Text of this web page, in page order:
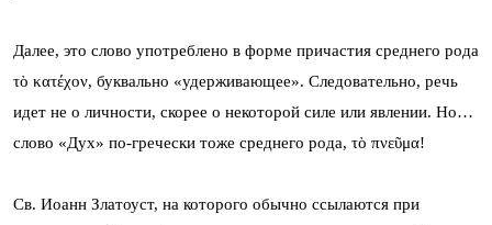
Далее, это слово употреблено в форме причастия среднего рода
τὸ κατέχον, буквально «удерживающее». Следовательно, речь
идет не о личности, скорее о некоторой силе или явлении. Но…
слово «Дух» по-гречески тоже среднего рода, τὸ πνεῦμα!
Св. Иоанн Златоуст, на которого обычно ссылаются при